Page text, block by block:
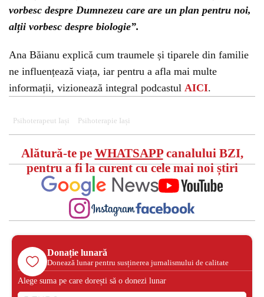
vorbesc despre Dumnezeu care are un plan pentru noi,
alții vorbesc despre biologie”.
Ana Băianu explică cum traumele și tiparele din familie
ne influențează viața, iar pentru a afla mai multe
informații, vizionează integral podcastul AICI.
Psihoterapeut Iași Psihoterapie Iași
Alătură-te pe WHATSAPPcanalului BZI,
pentru a fi la curent cu cele mai noi știri
Donație lunară
Donează lunar pentru susținerea jurnalismului de calitate
Alege suma pe care dorești să o donezi lunar